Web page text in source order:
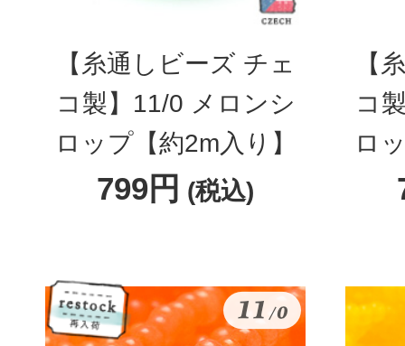
【糸通しビーズ チェ
コ製】11/0 メロンシ
ロップ【約2m入り】
799円 (税込)
【
コ
ロ